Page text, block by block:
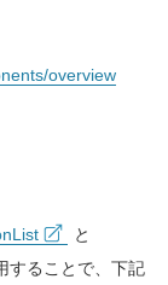
overview
と
することで、下記